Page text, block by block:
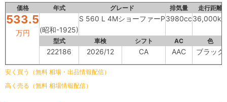
価格 年式 グレード 排気量 走行距離
533.5
万円 (昭和-1925)
S 560 L 4MショーファーP3980cc36,000km
型式 車検 シフト AC 色
222186 2026/12 CA AAC ブラック
安く買う（無料 相場・出品情報配信）
高く売る（無料 相場情報配信）